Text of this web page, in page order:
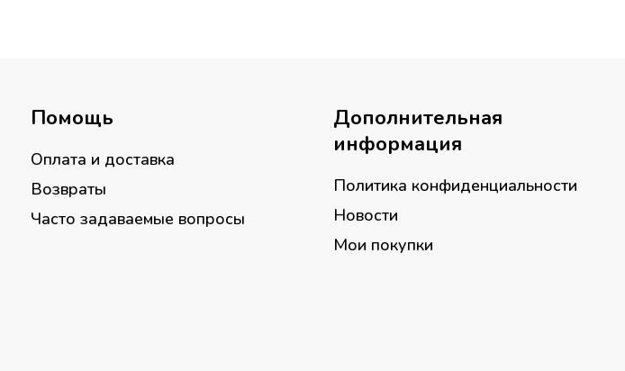
Помощь
Оплата и доставка
Возвраты
Часто задаваемые вопросы
Дополнительная
информация
Политика конфиденциальности
Новости
Мои покупки